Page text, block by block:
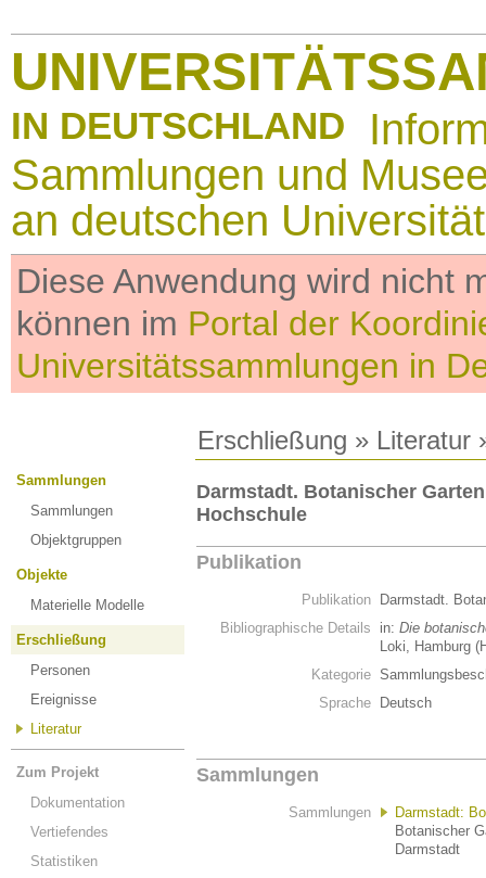
IN DEUTSCHLAND
Sammlungen und
an deutschen
Diese Anwendung wird nicht
können im Portal der
Universitätssammlungen in
Erschließung » Literatur
Sammlungen
Sammlungen
Objektgruppen
Objekte
Materielle Modelle
Erschließung
Personen
Ereignisse
Literatur
Zum Projekt
Dokumentation
Vertiefendes
Statistiken
Darmstadt. Botanischer
Hochschule
Publikation
Publikation
Darmstadt.
Bibliographische Details
in: Die
Loki, Hamburg
Kategorie
Sprache
Deutsch
Sammlungen
Sammlungen
Darmstadt:
Botanischer
Darmstadt